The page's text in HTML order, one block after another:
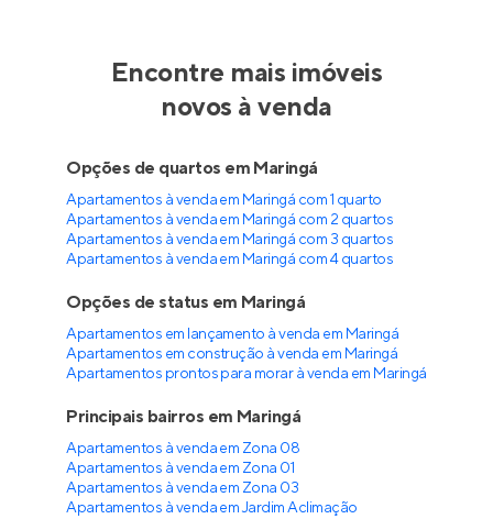
Encontre mais imóveis
novos à venda
Opções de quartos em Maringá
Apartamentos à venda em Maringá com 1 quarto
Apartamentos à venda em Maringá com 2 quartos
Apartamentos à venda em Maringá com 3 quartos
Apartamentos à venda em Maringá com 4 quartos
Opções de status em Maringá
Apartamentos em lançamento à venda em Maringá
Apartamentos em construção à venda em Maringá
Apartamentos prontos para morar à venda em Maringá
Principais bairros em Maringá
Apartamentos à venda em Zona 08
Apartamentos à venda em Zona 01
Apartamentos à venda em Zona 03
Apartamentos à venda em Jardim Aclimação